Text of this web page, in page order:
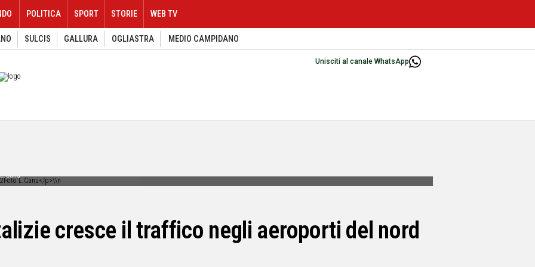
Unisciti al canale WhatsApp
SULCIS GALLURA OGLIASTRA MEDIO CAMPIDANO
POLITICA SPORT STORIE WEB TV
cresce il traffico negli aeroporti del nord